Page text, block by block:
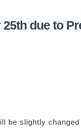
due to
be slightly